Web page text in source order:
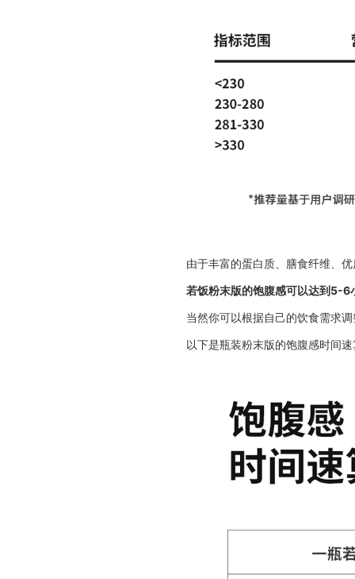
由于丰富的蛋白质、膳食纤维、
若饭粉末版的饱腹感可以达到5-6
当然你可以根据自己的饮食需求
以下是瓶装粉末版的饱腹感时间